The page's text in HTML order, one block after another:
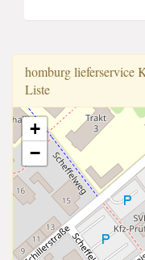
homburg lieferservice
Liste
+
−